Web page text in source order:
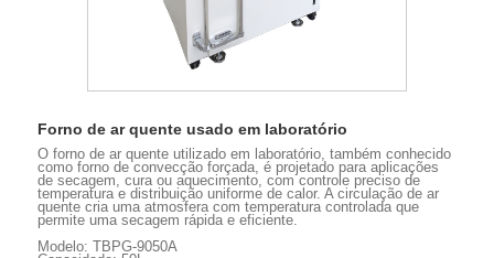
Forno de ar quente usado em laboratório
O forno de ar quente utilizado em laboratório, também conhecido
como forno de convecção forçada, é projetado para aplicações
de secagem, cura ou aquecimento, com controle preciso de
temperatura e distribuição uniforme de calor. A circulação de ar
quente cria uma atmosfera com temperatura controlada que
permite uma secagem rápida e eficiente.
Modelo: TBPG-9050A